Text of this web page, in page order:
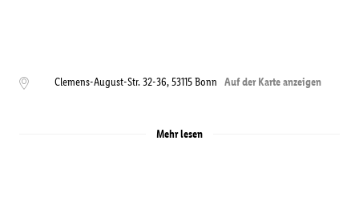
Clemens-August-Str. 32-36,53115Bonn Auf der Karte anzeigen
Mehr lesen